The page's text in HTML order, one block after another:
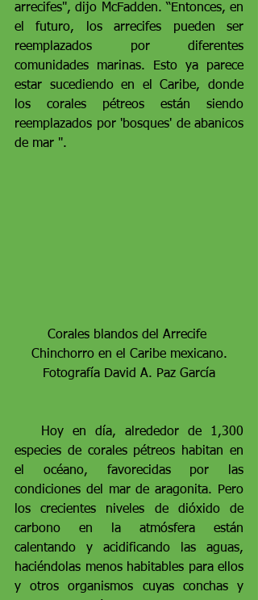
arrecifes", dijo McFadden. “Entonces, en
el futuro, los arrecifes pueden ser
reemplazados por diferentes
comunidades marinas. Esto ya parece
estar sucediendo en el Caribe, donde
los corales pétreos están siendo
reemplazados por 'bosques' de abanicos
de mar ".
Corales blandos del Arrecife
Chinchorro en el Caribe mexicano.
Fotografía David A. Paz García
especies de corales pétreos habitan en
el océano, favorecidas por las
condiciones del mar de aragonita. Pero
los crecientes niveles de dióxido de
carbono en la atmósfera están
calentando y acidificando las aguas,
haciéndolas menos habitables para ellos
y otros organismos cuyas conchas y